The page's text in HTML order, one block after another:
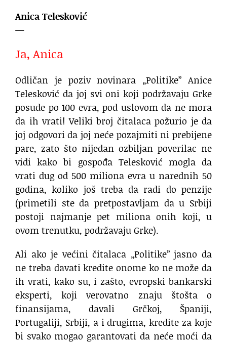
Anica Telesković
—
Ja, Anica
Odličan je poziv novinara „Politike” Anice
Telesković da joj svi oni koji podržavaju Grke
posude po 100 evra, pod uslovom da ne mora
da ih vrati! Veliki broj čitalaca požurio je da
joj odgovori da joj neće pozajmiti ni prebijene
pare, zato što nijedan ozbiljan poverilac ne
vidi kako bi gospođa Telesković mogla da
vrati dug od 500 miliona evra u narednih 50
godina, koliko još treba da radi do penzije
(primetili ste da pretpostavljam da u Srbiji
postoji najmanje pet miliona onih koji, u
ovom trenutku, podržavaju Grke).
Ali ako je većini čitalaca „Politike” jasno da
ne treba davati kredite onome ko ne može da
ih vrati, kako su, i zašto, evropski bankarski
eksperti, koji verovatno znaju štošta o
finansijama, davali Grčkoj, Španiji,
Portugaliji, Srbiji, a i drugima, kredite za koje
bi svako mogao garantovati da neće moći da